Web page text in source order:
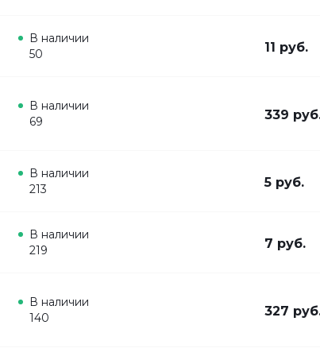
В наличии
50
11 руб.
В наличии
69
339
В наличии
213
5 руб.
В наличии
219
7 руб.
В наличии
140
327